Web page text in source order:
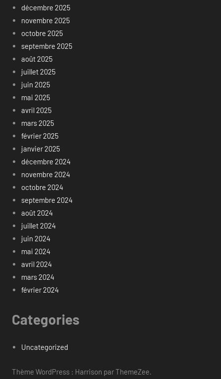
décembre 2025
novembre 2025
octobre 2025
septembre 2025
août 2025
juillet 2025
juin 2025
mai 2025
avril 2025
mars 2025
février 2025
janvier 2025
décembre 2024
novembre 2024
octobre 2024
septembre 2024
août 2024
juillet 2024
juin 2024
mai 2024
avril 2024
mars 2024
février 2024
Categories
Uncategorized
Thème WordPress : Harrison par ThemeZee.